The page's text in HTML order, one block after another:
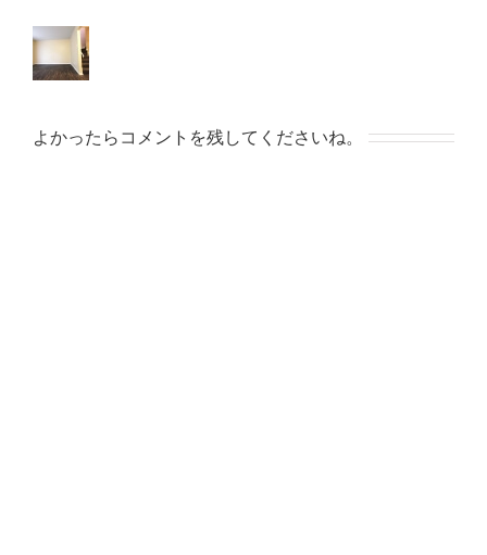
よかったらコメントを残してくださいね。